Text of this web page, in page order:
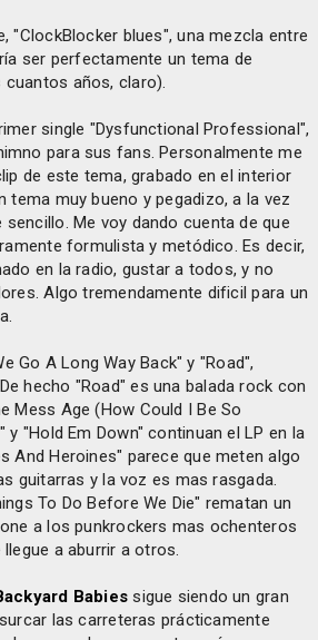
"ClockBlocker blues", una mezcla entre
ser perfectamente un tema de
cuantos años, claro).
single "Dysfunctional Professional",
para sus fans. Personalmente me
de este tema, grabado en el interior
tema muy bueno y pegadizo, a la vez
Me voy dando cuenta de que
formulista y metódico. Es decir,
en la radio, gustar a todos, y no
Algo tremendamente dificil para un
Go A Long Way Back" y "Road",
hecho "Road" es una balada rock con
Mess Age (How Could I Be So
y "Hold Em Down" continuan el LP en la
And Heroines" parece que meten algo
guitarras y la voz es mas rasgada.
To Do Before We Die" rematan un
a los punkrockers mas ochenteros
a aburrir a otros.
Babies sigue siendo un gran
las carreteras prácticamente